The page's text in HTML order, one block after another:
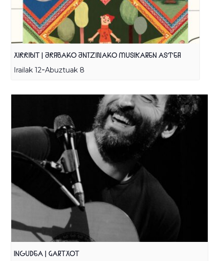
XIRRIBIT | ARABAKO ANTZINAKO MUSIKAREN ASTEA
Irailak 12-Abuztuak 8
INGUDEA | GARTXOT